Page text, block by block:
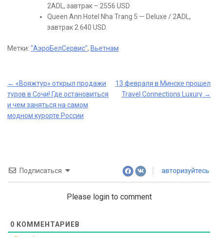
2ADL, завтрак – 2556 USD
Queen Ann Hotel Nha Trang 5 — Deluxe / 2ADL,
завтрак 2 640 USD.
Метки: "АэроБелСервис", Вьетнам
Post
navigation
← «Вояжтур» открыл продажи
туров в Сочи! Где остановиться
и чем заняться на самом
модном курорте России
13 февраля в Минске прошел
Travel Connections Luxury →
Подписаться авторизуйтесь
Please login to comment
0 КОММЕНТАРИЕВ